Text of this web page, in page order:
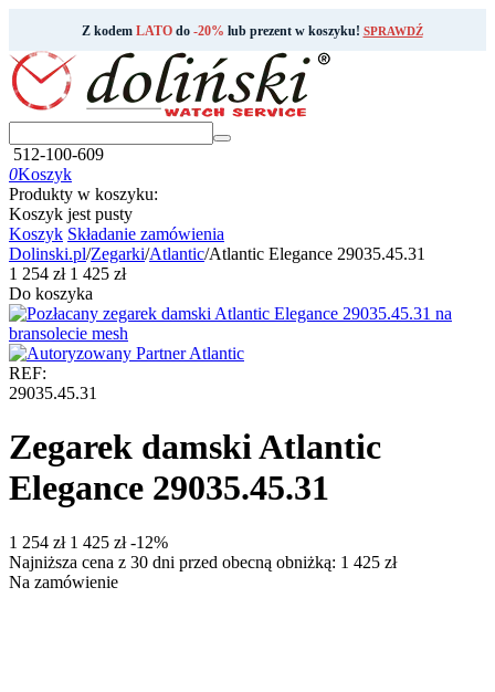
Z kodem LATOdo -20% lub prezent w koszyku! SPRAWDŹ
512-100-609
0Koszyk
Produkty w koszyku:
Koszyk jest pusty
Koszyk Składanie zamówienia
Dolinski.pl/Zegarki/Atlantic/Atlantic Elegance 29035.45.31
‍1 254‍ zł ‍1 425‍ zł
Do koszyka
REF:
29035.45.31
Zegarek damski Atlantic
Elegance 29035.45.31
‍1 254‍ zł ‍1 425‍ zł -12%
Najniższa cena z 30 dni przed obecną obniżką: 1 425 zł
Na zamówienie